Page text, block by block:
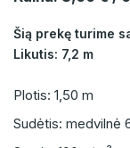
Šią prekę turime
Likutis: 7,2 m
Plotis: 1,50 m
Sudėtis: medvilnė